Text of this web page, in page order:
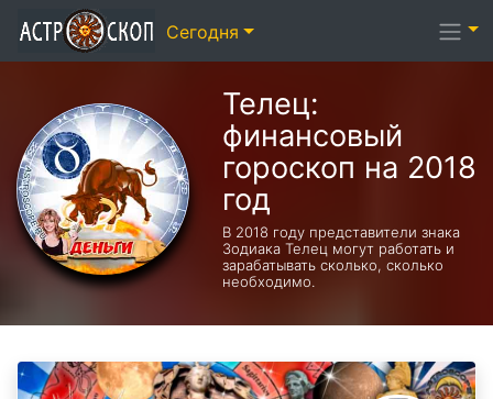
Телец:
финансовый
гороскоп на 2018
год
В 2018 году представители знака
Зодиака Телец могут работать и
зарабатывать сколько, сколько
необходимо.
Сегодня